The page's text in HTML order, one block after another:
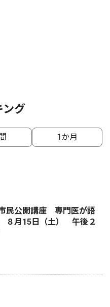
ング
1か月
民公開講座 専門医が語
８月15日（土） 午後２